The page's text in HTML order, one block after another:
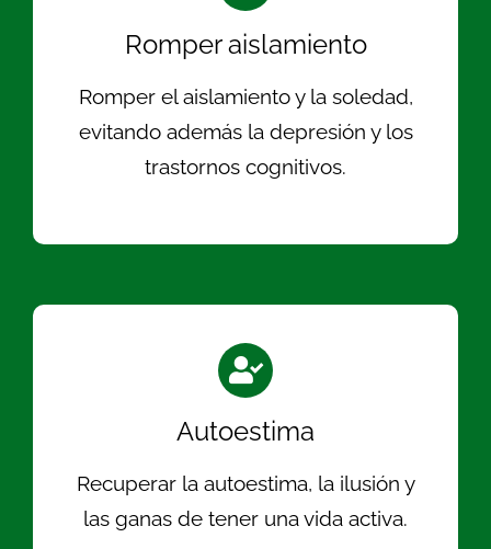
Romper aislamiento
Romper el aislamiento y la soledad,
evitando además la depresión y los
trastornos cognitivos.
Autoestima
Recuperar la autoestima, la ilusión y
las ganas de tener una vida activa.